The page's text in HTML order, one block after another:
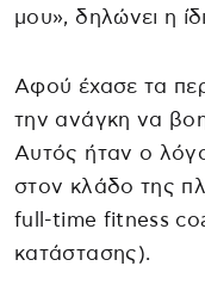
μου», δηλώνει η
Αφού έχασε τα
την ανάγκη να
Αυτός ήταν ο
στον κλάδο της
full-time fitness
κατάστασης).